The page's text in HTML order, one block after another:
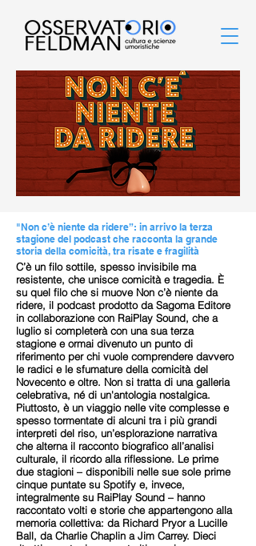
"Non c’è niente da ridere”: in arrivo la terza
stagione del podcast che racconta la grande
storia della comicità, tra risate e fragilità
C’è un filo sottile, spesso invisibile ma
resistente, che unisce comicità e tragedia. È
su quel filo che si muove Non c’è niente da
ridere, il podcast prodotto da Sagoma Editore
in collaborazione con RaiPlay Sound, che a
luglio si completerà con una sua terza
stagione e ormai divenuto un punto di
riferimento per chi vuole comprendere davvero
le radici e le sfumature della comicità del
Novecento e oltre. Non si tratta di una galleria
celebrativa, né di un'antologia nostalgica.
Piuttosto, è un viaggio nelle vite complesse e
spesso tormentate di alcuni tra i più grandi
interpreti del riso, un’esplorazione narrativa
che alterna il racconto biografico all’analisi
culturale, il ricordo alla riflessione. Le prime
due stagioni – disponibili nelle sue sole prime
cinque puntate su Spotify e, invece,
integralmente su RaiPlay Sound – hanno
raccontato volti e storie che appartengono alla
memoria collettiva: da Richard Pryor a Lucille
Ball, da Charlie Chaplin a Jim Carrey. Dieci